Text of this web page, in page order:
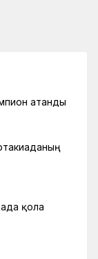
атанды
қола